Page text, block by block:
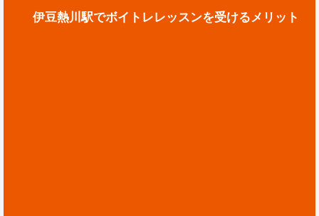
伊豆熱川駅でボイトレレッスンを受けるメリット